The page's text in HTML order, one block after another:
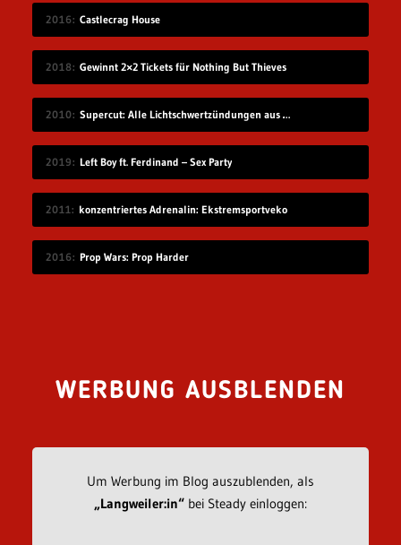
2016 Castlecrag House
2018 Gewinnt 2×2 Tickets für Nothing But Thieves
2010 Supercut: Alle Lichtschwertzündungen aus Star Wars
2019 Left Boy ft. Ferdinand – Sex Party
2011 konzentriertes Adrenalin: Ekstremsportveko
2016 Prop Wars: Prop Harder
WERBUNG AUSBLENDEN
Um Werbung im Blog auszublenden, als
„Langweiler:in“bei Steady einloggen: